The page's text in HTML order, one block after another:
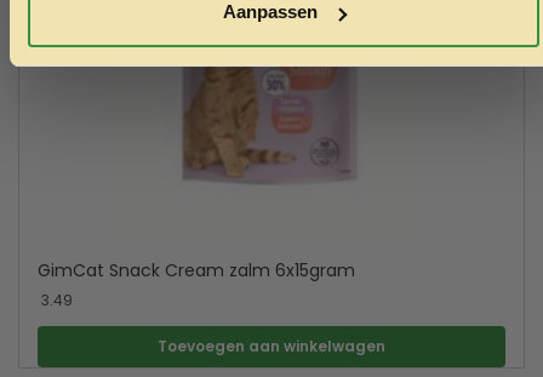
Aanpassen
GimCat Snack Cream zalm 6x15gram
3.49
Toevoegen aan winkelwagen